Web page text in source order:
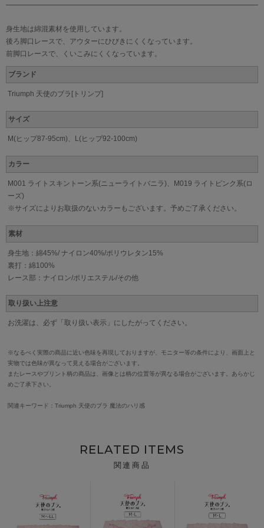
身生地は綿混素材を使用しています。
後ろ脚口レースで、アウターにひびきにくくなっています。
前脚口レースで、くいこみにくくなっています。
ブランド
Triumph 天使のブラ[トリンプ]
サイズ
M(ヒップ87-95cm)、L(ヒップ92-100cm)
カラー
M001 ライトスキントーン系(ニューライトバニラ)、M019 ライトピンク系(ロ
ーズ)
※サイズによりお取扱のないカラーもございます。予めご了承ください。
素材
身生地：綿45%/ ナイロン40%/ポリウレタン15%
裏打：綿100%
レース部：ナイロン/ポリエステル/その他
取り扱い上注意
お洗濯は、必ず「取り扱い表示」にしたがってください。
※なるべく実際の商品に近い色味を再現しておりますが、モニター等の条件により、画面上と
実物では色味が異なって見える場合がございます。
またレースやプリント柄の商品は、画像とは柄の位置等が異なる場合がございます。あらかじ
めご了承下さい。
関連キーワード：Triumph 天使のブラ 魔法のハリ感
RELATED ITEMS
関連商品